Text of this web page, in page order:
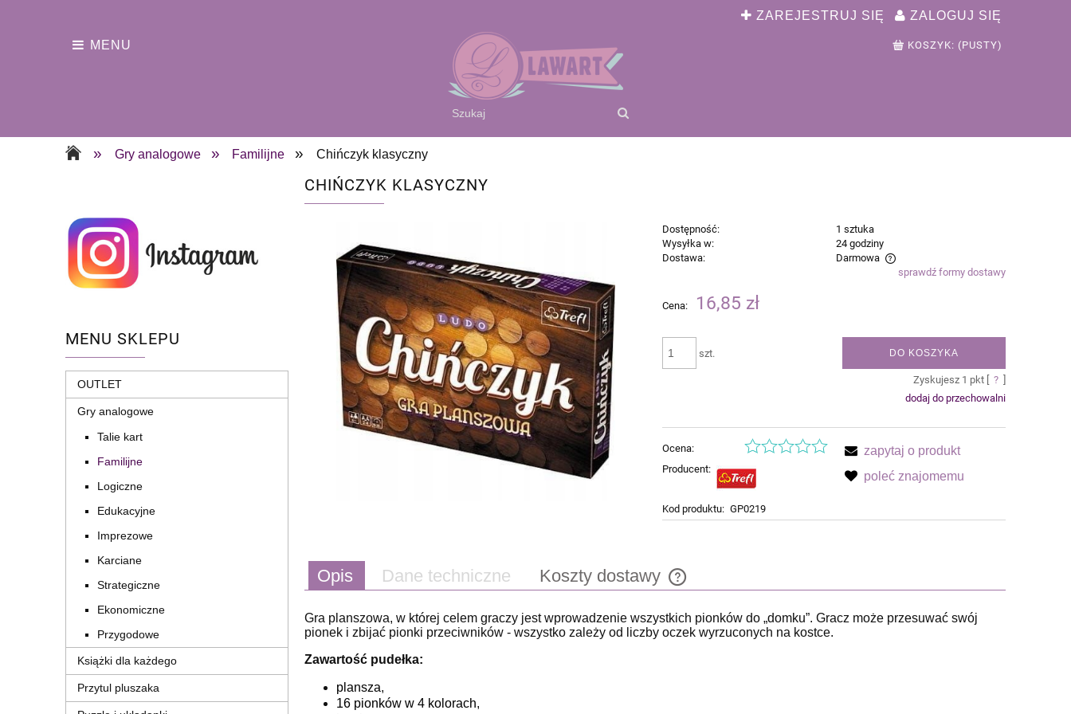
ZAREJESTRUJ SIĘ ZALOGUJ SIĘ
MENU KOSZYK: (PUSTY)
» Gry analogowe » Familijne » Chińczyk klasyczny
MENU SKLEPU
OUTLET
Gry analogowe
Talie kart
Familijne
Logiczne
Edukacyjne
Imprezowe
Karciane
Strategiczne
Ekonomiczne
Przygodowe
Książki dla każdego
Przytul pluszaka
CHIŃCZYK KLASYCZNY
Dostępność:
1 sztuka
Wysyłka w:
24 godziny
Dostawa:
Darmowa
Cena nie zawiera ewentualnych kosztów
płatności
sprawdź formy dostawy
Cena: 16,85 zł
szt. DO KOSZYKA
Zyskujesz 1 pkt [ ? ]
dodaj do przechowalni
Ocena:
Producent:
Kod produktu: GP0219
zapytaj o produkt
poleć znajomemu
Opis Dane techniczne Koszty dostawy
Cena nie zawiera ewentualnych kosztów
płatności
Gra planszowa, w której celem graczy jest wprowadzenie wszystkich pionków do „domku”. Gracz może przesuwać swój
pionek i zbijać pionki przeciwników - wszystko zależy od liczby oczek wyrzuconych na kostce.
Zawartość pudełka:
plansza,
16 pionków w 4 kolorach,